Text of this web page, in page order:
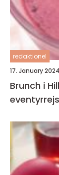
redaktionel
17. January 2024
Brunch i